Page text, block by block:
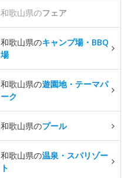
和歌山県のフェア
和歌山県のキャンプ場・BBQ
場
和歌山県の遊園地・テーマパ
ーク
和歌山県のプール
和歌山県の温泉・スパリゾー
ト